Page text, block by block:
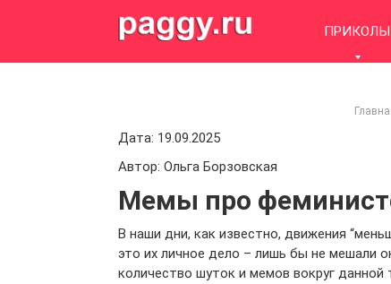
ПРИКОЛЫ
Дата: 19.09.2025
Автор: Ольга Борзовская
Мемы про
В наши дни, как известно, движения
это их личное дело – лишь бы не мешали
количество шуток и мемов вокруг